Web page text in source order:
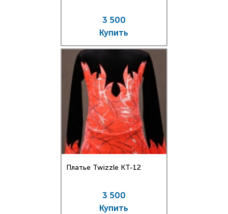
3 500
Купить
Платье Twizzle КT-12
3 500
Купить